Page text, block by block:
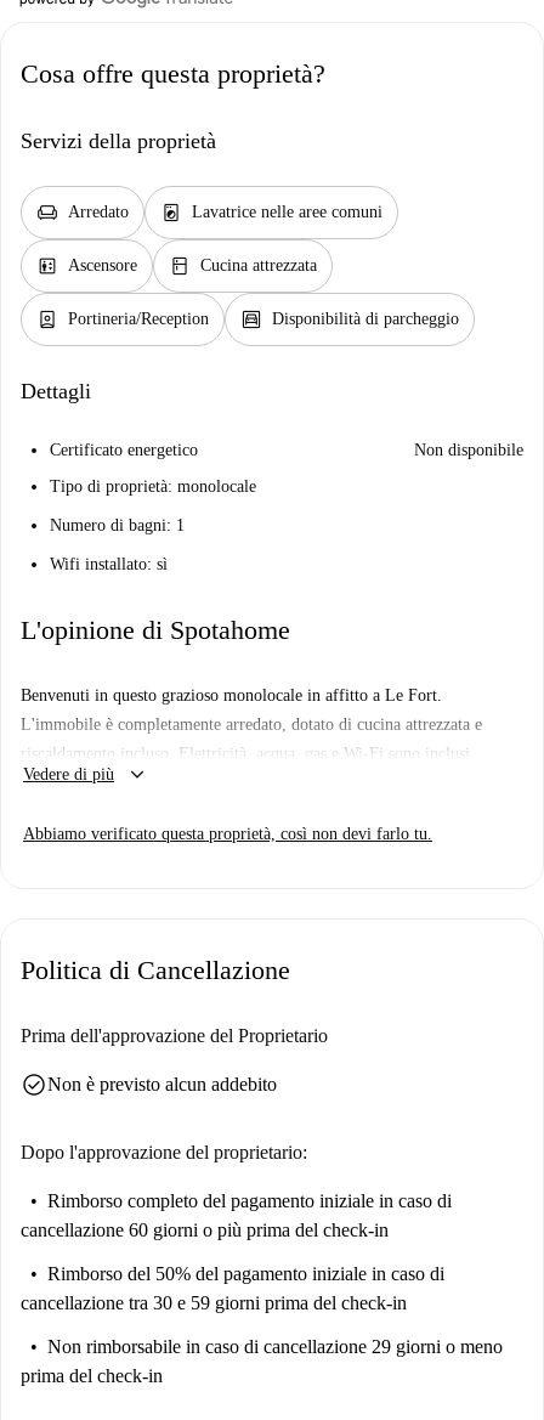
Cosa offre questa proprietà?
Servizi della proprietà
chair Arredato local_laundry_service Lavatrice nelle aree comuni
elevator Ascensore kitchen Cucina attrezzata
person_book Portineria/Reception garage Disponibilità di parcheggio
Dettagli
Certificato energetico
Non disponibile
Tipo di proprietà: monolocale
Numero di bagni: 1
Wifi installato: sì
L'opinione di Spotahome
Benvenuti in questo grazioso monolocale in affitto a Le Fort.
L'immobile è completamente arredato, dotato di cucina attrezzata e
riscaldamento incluso. Elettricità, acqua, gas e Wi-Fi sono inclusi
nell'affitto. Tra i servizi aggiuntivi figurano parcheggio, ascensore,
è ideale per professionisti, coppie, famiglie, studenti e studenti Erasmus.
Market Vitry-sur-Seine e numerosi ristoranti come Chennai Samaiyall,
figurano Ventana, Fille À La Capuche e Fresque Galactic, che offrono
Vedere di più keyboard_arrow_down
Abbiamo verificato questa proprietà, così non devi farlo tu.
Politica di Cancellazione
Prima dell'approvazione del Proprietario
check_circleNon è previsto alcun addebito
Dopo l'approvazione del proprietario:
Rimborso completo del pagamento iniziale in caso di
cancellazione 60 giorni o più prima del check-in
Rimborso del 50% del pagamento iniziale in caso di
cancellazione tra 30 e 59 giorni prima del check-in
Non rimborsabile in caso di cancellazione 29 giorni o meno
prima del check-in